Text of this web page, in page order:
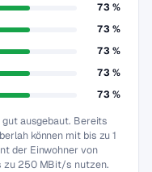
73 %
73 %
73 %
73 %
73 %
ausgebaut. Bereits
können mit bis zu 1
der Einwohner von
zu 250 MBit/s nutzen.